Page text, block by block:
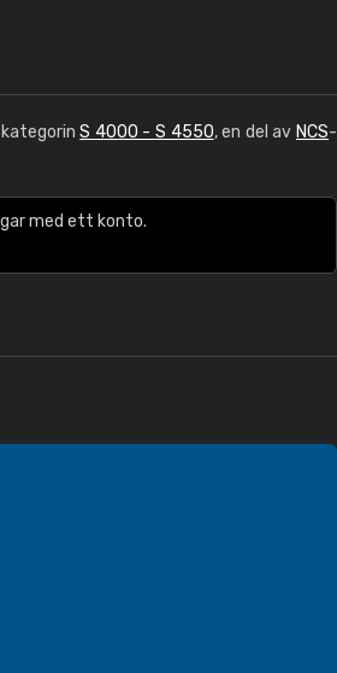
kategorinS 4000 - S 4550, en del av NCS-
med ett konto.